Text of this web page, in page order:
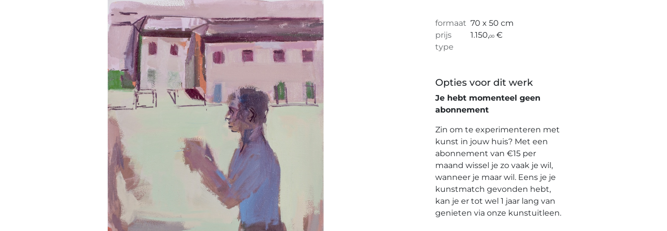
formaat 70 x 50 cm
prijs
1.150,00 €
type
Opties voor dit werk
Je hebt momenteel geen
abonnement
Zin om te experimenteren met
kunst in jouw huis? Met een
abonnement van €15 per
maand wissel je zo vaak je wil,
wanneer je maar wil. Eens je je
kunstmatch gevonden hebt,
kan je er tot wel 1 jaar lang van
genieten via onze kunstuitleen.